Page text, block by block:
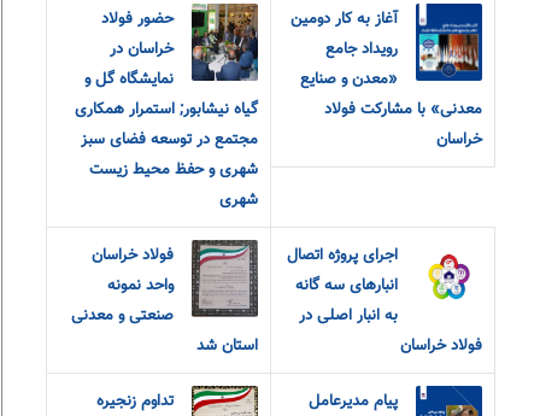
آغاز به کار دومین
رویداد جامع
«معدن و‌ صنایع
معدنی» با مشارکت فولاد
خراسان
حضور فولاد
خراسان در
نمایشگاه گل و
گیاه نیشابور; استمرار همکاری
مجتمع در توسعه فضای سبز
شهری و حفظ محیط زیست
شهری
اجرای پروژه اتصال
انبارهای سه گانه
به انبار اصلی در
فولاد خراسان
فولاد خراسان
واحد نمونه
صنعتی و معدنی
استان شد
پیام مدیرعامل
تداوم زنجیره